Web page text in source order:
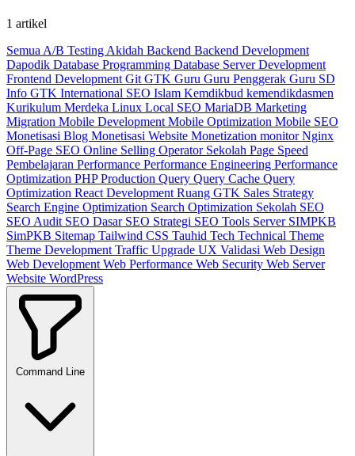
1 artikel
Semua A/B Testing Akidah Backend Backend Development
Dapodik Database Programming Database ServerDevelopment
Frontend Development Git GTK Guru Guru Penggerak Guru SD
Info GTK International SEO Islam Kemdikbud kemendikdasmen
Kurikulum Merdeka Linux Local SEO MariaDB Marketing
Migration Mobile Development Mobile Optimization Mobile SEO
Monetisasi Blog Monetisasi Website Monetization monitorNginx
Off-Page SEO Online Selling Operator Sekolah Page Speed
Pembelajaran Performance Performance Engineering Performance
Optimization PHPProduction Query Query Cache Query
Optimization React Development Ruang GTK Sales Strategy
Search Engine Optimization Search Optimization Sekolah SEO
SEO Audit SEO Dasar SEO Strategi SEO Tools Server SIMPKB
SimPKB Sitemap Tailwind CSS Tauhid Tech Technical Theme
Theme Development Traffic Upgrade UX Validasi Web Design
Web Development Web Performance Web Security Web Server
Website WordPress
Command Line